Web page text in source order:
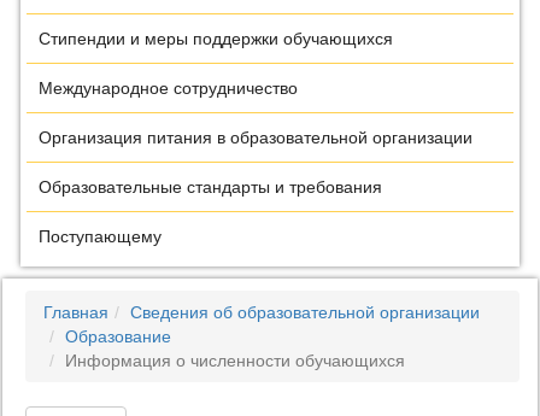
Стипендии и меры поддержки обучающихся
Международное сотрудничество
Организация питания в образовательной организации
Образовательные стандарты и требования
Поступающему
Главная
Сведения об образовательной организации
Образование
Информация о численности обучающихся